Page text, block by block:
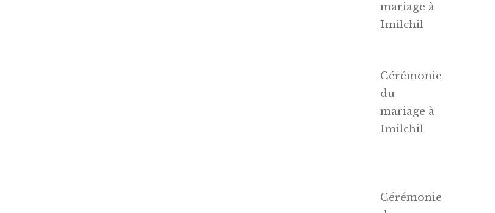
mariage à
Imilchil
Cérémonie
du
mariage à
Imilchil
Cérémonie